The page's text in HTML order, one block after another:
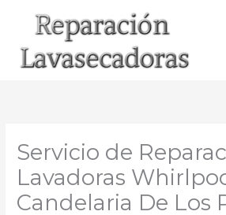
Servicio de
Lavadoras
Candelaria De Los